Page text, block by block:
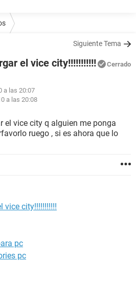
Siguiente Tema
el vice city!!!!!!!!!!! Cerrado
a las 20:07
a las 20:08
el vice city q alguien me ponga
ruego , si es ahora que lo
vice city!!!!!!!!!!!
pc
pc